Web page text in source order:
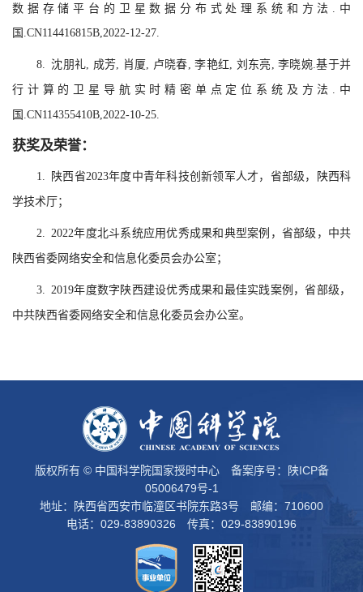
数据存储平台的卫星数据分布式处理系统和方法.中
国.CN114416815B,2022-12-27.
8. 沈朋礼, 成芳, 肖厦, 卢晓春, 李艳红, 刘东亮, 李晓婉.基于并
行计算的卫星导航实时精密单点定位系统及方法.中
国.CN114355410B,2022-10-25.
获奖及荣誉：
1. 陕西省2023年度中青年科技创新领军人才，省部级，陕西科
学技术厅；
2. 2022年度北斗系统应用优秀成果和典型案例，省部级，中共
陕西省委网络安全和信息化委员会办公室；
3. 2019年度数字陕西建设优秀成果和最佳实践案例，省部级，
中共陕西省委网络安全和信息化委员会办公室。
版权所有 © 中国科学院国家授时中心 备案序号：
陕ICP备
05006479号-1
地址：陕西省西安市临潼区书院东路3号 邮编：710600
电话：029-83890326 传真：029-83890196